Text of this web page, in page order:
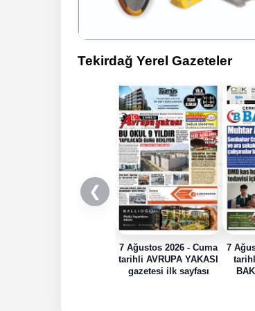
Tekirdağ Yerel Gazeteler
❮
7 Ağustos 2026 - Cuma
tarihli AVRUPA YAKASI
gazetesi ilk sayfası
7